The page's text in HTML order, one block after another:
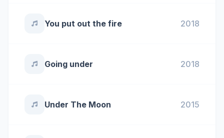
You put out the fire 2018
Going under 2018
Under The Moon 2015